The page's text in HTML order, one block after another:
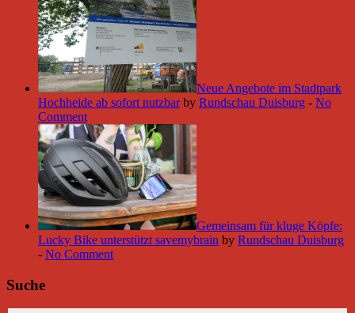
Neue Angebote im Stadtpark
Hochheide ab sofort nutzbar by Rundschau Duisburg - No
Comment
Gemeinsam für kluge Köpfe:
Lucky Bike unterstützt savemybrain by Rundschau Duisburg
- No Comment
Suche